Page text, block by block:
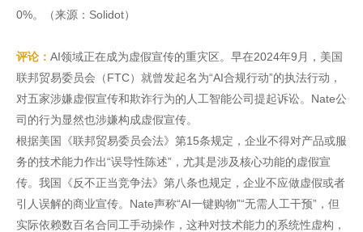
0%。（来源：Solidot）
评论： AI领域正在成为虚假宣传的重灾区。早在2024年9月，美国
联邦贸易委员会（FTC）就曾发起名为“AI合规行动”的执法行动，
对五家涉嫌虚假宣传和欺诈行为的人工智能公司提起诉讼。Nate公
司的行为显然也涉嫌构成虚假宣传。
根据美国《联邦贸易委员会法》第15条规定，企业不得对产品或服
务的技术能力作出“误导性陈述”，尤其是涉及核心功能的虚假宣
传。我国《反不正当竞争法》第八条也规定，企业不应做虚假或者
引人误解的商业宣传。Nate声称“AI一键购物”“无需人工干预”，但
实际依赖数百名合同工手动操作，这种对技术能力的系统性虚构，